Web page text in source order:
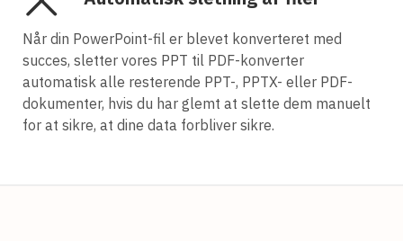
Når din PowerPoint-fil er blevet konverteret med
succes, sletter vores PPT til PDF-konverter
automatisk alle resterende PPT-, PPTX- eller PDF-
dokumenter, hvis du har glemt at slette dem manuelt
for at sikre, at dine data forbliver sikre.